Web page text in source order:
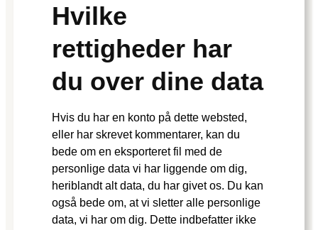
Hvilke
rettigheder har
du over dine data
Hvis du har en konto på dette websted,
eller har skrevet kommentarer, kan du
bede om en eksporteret fil med de
personlige data vi har liggende om dig,
heriblandt alt data, du har givet os. Du kan
også bede om, at vi sletter alle personlige
data, vi har om dig. Dette indbefatter ikke